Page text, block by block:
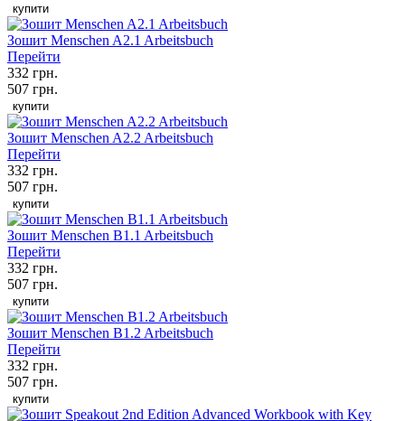
купити
Зошит Menschen A2.1 Arbeitsbuch
Перейти
332 грн.
507 грн.
купити
Зошит Menschen A2.2 Arbeitsbuch
Перейти
332 грн.
507 грн.
купити
Зошит Menschen B1.1 Arbeitsbuch
Перейти
332 грн.
507 грн.
купити
Зошит Menschen B1.2 Arbeitsbuch
Перейти
332 грн.
507 грн.
купити